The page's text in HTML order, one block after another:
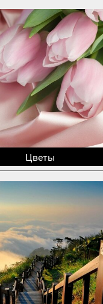
Цветы